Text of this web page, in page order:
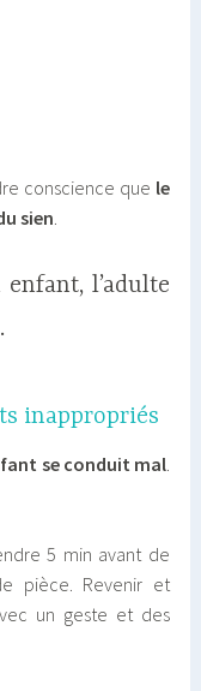
conscience que le
sien.
l’adulte
inappropriés
se conduit mal.
5 min avant de
pièce. Revenir et
un geste et des